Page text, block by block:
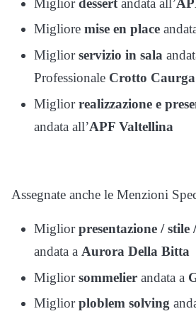
Migliore mise en place
Migliorservizio in sala
Professionale Crotto Caurga
Migliorrealizzazione e
andata all’APF Valtellina
Assegnate anche le Menzioni
Migliorpresentazione / stile
andata a Aurora Della Bitta
Migliorsommelier andata a
Migliorploblem solving